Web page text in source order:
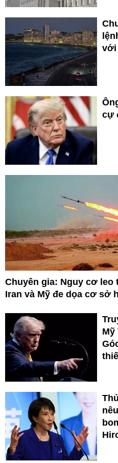
với
cự
Chuyên gia: Nguy cơ leo
Iran và Mỹ đe dọa cơ sở
Mỹ